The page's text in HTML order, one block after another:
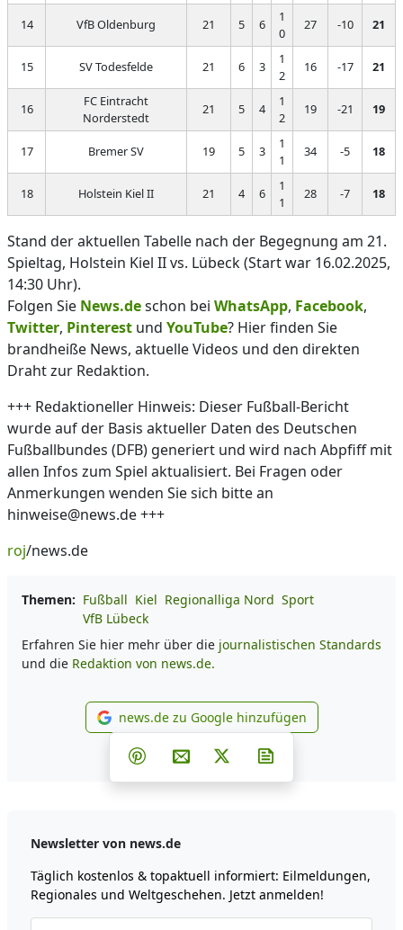
14 VfB Oldenburg 21 5 6
1
0
27 -10 21
15 SV Todesfelde 21 6 3
1
2
16 -17 21
16
FC Eintracht
Norderstedt
21 5 4
1
2
19 -21 19
17 Bremer SV 19 5 3
1
1
34 -5 18
18 Holstein Kiel II 21 4 6
1
1
28 -7 18
Stand der aktuellen Tabelle nach der Begegnung am 21.
Spieltag, Holstein Kiel II vs. Lübeck (Start war 16.02.2025,
14:30 Uhr).
Folgen Sie News.deschon bei WhatsApp, Facebook,
Twitter, Pinterest und YouTube? Hier finden Sie
brandheiße News, aktuelle Videos und den direkten
Draht zur Redaktion.
+++ Redaktioneller Hinweis: Dieser Fußball-Bericht
wurde auf der Basis aktueller Daten des Deutschen
Fußballbundes (DFB) generiert und wird nach Abpfiff mit
allen Infos zum Spiel aktualisiert. Bei Fragen oder
Anmerkungen wenden Sie sich bitte an
hinweise@news.de +++
roj/news.de
Themen: Fußball Kiel Regionalliga Nord Sport
VfB Lübeck
Erfahren Sie hier mehr über die journalistischen Standards
und die Redaktion von news.de.
news.de zu Google
news.de zu Google hinzufügen
Teilen auf Facebook
Teilen auf Whatsapp
Teilen auf Telegram
Teilen auf Pinterest
Per E-Mail teilen
Post auf X
Newsletter von news.de
Täglich kostenlos & topaktuell informiert: Eilmeldungen,
Regionales und Weltgeschehen. Jetzt anmelden!